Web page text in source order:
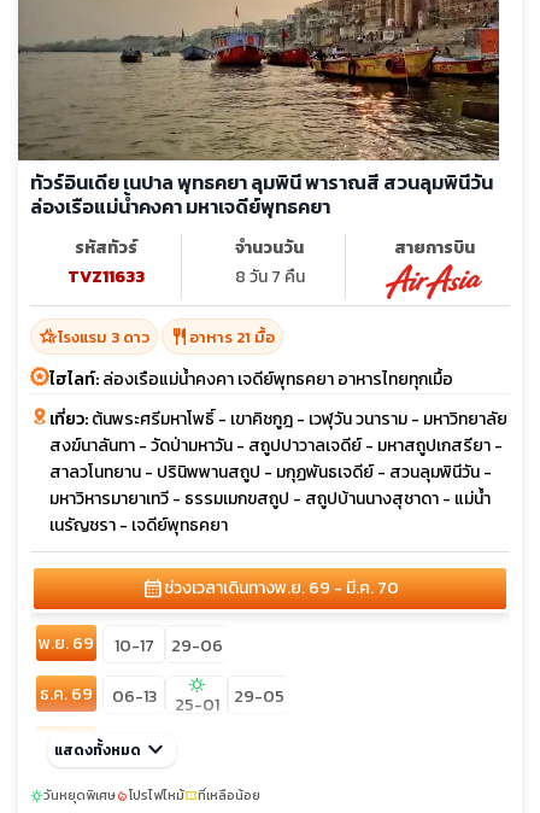
ทัวร์อินเดีย เนปาล พุทธคยา ลุมพินี พาราณสี สวนลุมพินีวัน
ล่องเรือแม่น้ำคงคา มหาเจดีย์พุทธคยา
รหัสทัวร์
TVZ11633
จำนวนวัน
8 วัน 7 คืน
สายการบิน
hotel_classโรงแรม 3 ดาว restaurant อาหาร 21 มื้อ
ไฮไลท์:ล่องเรือแม่น้ำคงคา เจดีย์พุทธคยา อาหารไทยทุกเมื้อ
เที่ยว:ต้นพระศรีมหาโพธิ์ - เขาคิชกูฎ - เวฬุวัน วนาราม - มหาวิทยาลัย
สงฆ์นาลันทา - วัดป่ามหาวัน - สถูปปาวาลเจดีย์ - มหาสถูปเกสรียา -
สาลวโนทยาน - ปรินิพพานสถูป - มกุฏพันธเจดีย์ - สวนลุมพินีวัน -
มหาวิหารมายาเทวี - ธรรมเมกขสถูป - สถูปบ้านนางสุชาดา - แม่น้ำ
เนรัญชรา - เจดีย์พุทธคยา
calendar_monthช่วงเวลาเดินทางพ.ย. 69 - มี.ค. 70
พ.ย. 69 10-17
29-06
ธ.ค. 69
06-13 sunny
25-01
29-05
ม.ค. 70
22-29
มี.ค. 70
19-26
แสดงทั้งหมด keyboard_arrow_down
sunnyวันหยุดพิเศษlocal_fire_departmentโปรไฟไหม้confirmation_numberที่เหลือน้อย